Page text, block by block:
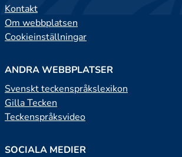
Kontakt
Om webbplatsen
Cookieinställningar
ANDRA WEBBPLATSER
Svenskt teckenspråkslexikon
Gilla Tecken
Teckenspråksvideo
SOCIALA MEDIER